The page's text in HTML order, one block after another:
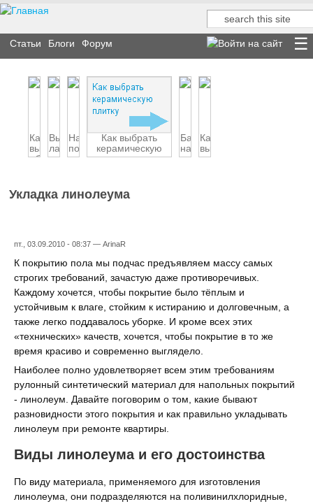
Форма поиска
Поиск
Статьи Блоги Форум
Какие
выбрать
обои
Выбираем
ламинат
Натяжные
потолки
Как выбрать
керамическую
пли...
Бассейн
на
даче
Как
выбрать
линолеум
Укладка линолеума
пт., 03.09.2010 - 08:37 — ArinaR
К покрытию пола мы подчас предъявляем массу самых
строгих требований, зачастую даже противоречивых.
Каждому хочется, чтобы покрытие было тёплым и
устойчивым к влаге, стойким к истиранию и долговечным, а
также легко поддавалось уборке. И кроме всех этих
«технических» качеств, хочется, чтобы покрытие в то же
время красиво и современно выглядело.
Наиболее полно удовлетворяет всем этим требованиям
рулонный синтетический материал для напольных покрытий
- линолеум. Давайте поговорим о том, какие бывают
разновидности этого покрытия и как правильно укладывать
линолеум при ремонте квартиры.
Виды линолеума и его достоинства
По виду материала, применяемого для изготовления
линолеума, они подразделяются на поливинилхлоридные,